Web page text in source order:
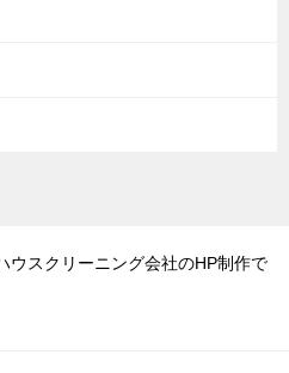
ウスクリーニング会社のHP制作で